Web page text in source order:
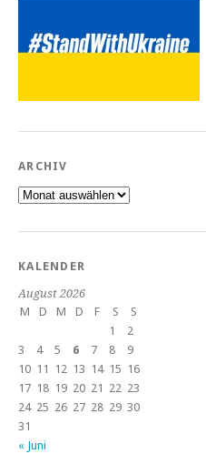
ARCHIV
Archiv
KALENDER
August 2026
M
D M D F S S
« Juni
1
2
3
4 5 6 7 8
9
10 11 12 13 14 15 16
17 18 19 20 21 22 23
24 25 26 27 28 29 30
31